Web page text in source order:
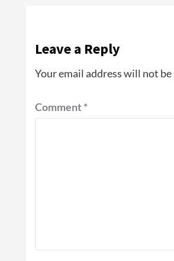
Leave a Reply
Your email address will not
Comment*